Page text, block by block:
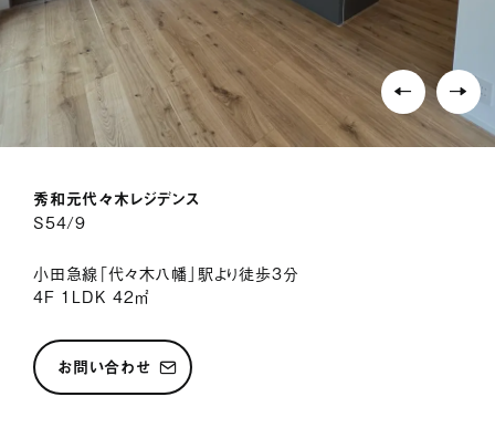
秀和元代々木レジデンス
S54/9
小田急線「代々木八幡」駅より徒歩3分
4F 1LDK 42㎡
お問い合わせ
ホーム
買う/借りる
リノベする
サービス紹介
ジャーナル
お問い合わせ
会社情報 採用情報